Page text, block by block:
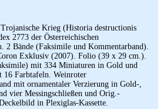
Krieg (Historia destructionis
2773 der Österreichischen
2 Bände (Faksimile und Kommentarband).
Exklusiv (2007). Folio (39 x 29 cm.).
mit 334 Miniaturen in Gold und
Farbtafeln. Weinroter
mit ornamentaler Verzierung in Gold-,
vier Messingschließen und Orig.-
in Plexiglas-Kassette.